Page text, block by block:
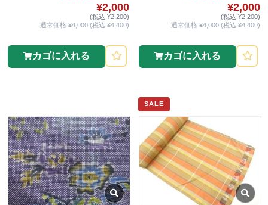
¥2,000
(税込 ¥2,200)
通常価格 ¥4,000 (税込 ¥4,400)
カゴに入れる
¥2,000
(税込 ¥2,200)
通常価格 ¥4,000 (税込 ¥4,400)
カゴに入れる
SALE